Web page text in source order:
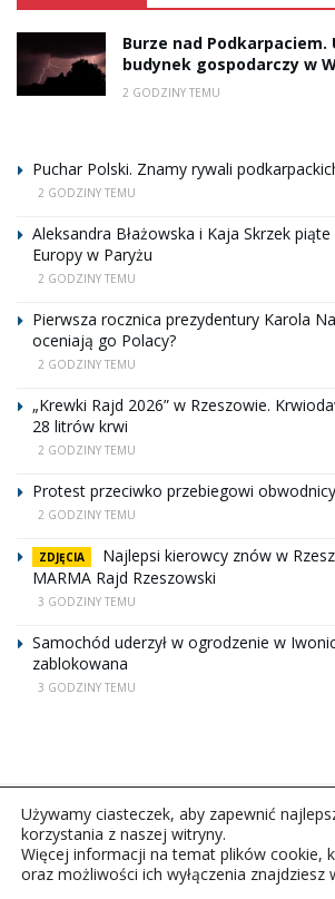
Burze nad Podkarpaciem.
budynek gospodarczy w
2 GODZINY TEMU
Puchar Polski. Znamy rywali
2 GODZINY TEMU
Aleksandra Błażowska i Kaja Skrzek
Europy w Paryżu
2 GODZINY TEMU
Pierwsza rocznica prezydentury Karola
oceniają go Polacy?
2 GODZINY TEMU
„Krewki Rajd 2026” w Rzeszowie.
28 litrów krwi
2 GODZINY TEMU
Protest przeciwko przebiegowi
2 GODZINY TEMU
ZDJĘCIA
Najlepsi kierowcy znów w
MARMA Rajd Rzeszowski
3 GODZINY TEMU
Samochód uderzył w ogrodzenie w
zablokowana
3 GODZINY TEMU
Copyright © 2026Polskie Radio Rzeszów
Używamy ciasteczek, aby zapewnić
korzystania z naszej witryny.
Więcej informacji na temat plików cookie,
oraz możliwości ich wyłączenia znajdziesz